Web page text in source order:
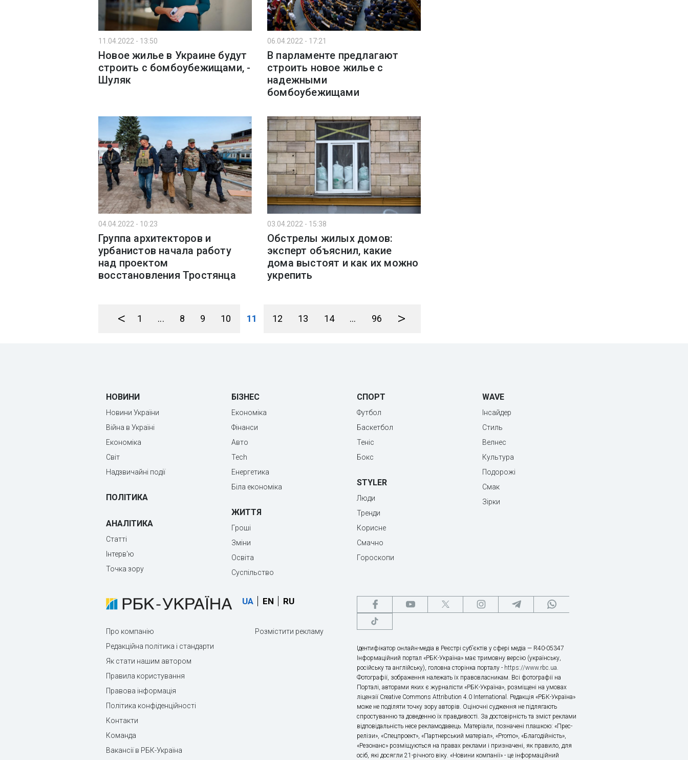
11.04.2022 - 13:50
Новое жилье в Украине будут
строить с бомбоубежищами, -
Шуляк
06.04.2022 - 17:21
В парламенте предлагают
строить новое жилье с
надежными
бомбоубежищами
04.04.2022 - 10:23
Группа архитекторов и
урбанистов начала работу
над проектом
восстановления Тростянца
03.04.2022 - 15:38
Обстрелы жилых домов:
эксперт объяснил, какие
дома выстоят и как их можно
укрепить
< 1 ... 8 9 10 11 12 13 14 ... 96 >
НОВИНИ
Новини України
Війна в Україні
Економіка
Світ
Надзвичайні події
ПОЛІТИКА
АНАЛІТИКА
Статті
Інтерв'ю
Точка зору
БІЗНЕС
Економіка
Фінанси
Авто
Tech
Енергетика
Біла економіка
ЖИТТЯ
Гроші
Зміни
Освіта
Суспільство
СПОРТ
Футбол
Баскетбол
Теніс
Бокс
STYLER
Люди
Тренди
Корисне
Смачно
Гороскопи
WAVE
Інсайдер
Стиль
Велнес
Культура
Подорожі
Смак
Зірки
UA EN RU
Про компанію
Редакційна політика і стандарти
Як стати нашим автором
Правила користування
Правова інформація
Політика конфіденційності
Контакти
Команда
Вакансії в РБК-Україна
Розмістити рекламу
Ідентифікатор онлайн-медіа в Реєстрі суб’єктів у сфері медіа — R40-05347
Інформаційний портал «РБК-Україна» має тримовну версію (українську,
російську та англійську), головна сторінка порталу - https://www.rbc.ua
Фотографії, зображення належать їх правовласникам. Всі фотографії на
Порталі, авторами яких є журналісти «РБК-Україна», розміщені на умовах
ліцензії Creative Commons Attribution 4.0 International. Редакція «РБК-Україна»
може не поділяти точку зору авторів. Оціночні судження не підлягають
спростуванню та доведенню їх правдивості. За достовірність та зміст реклами
відповідальність несе рекламодавець. Матеріали, позначені плашкою: «Прес-
релізи», «Спецпроект», «Партнерський матеріал», «Promo», «Благодійність»,
«Резонанс» розміщуються на правах реклами і призначені, як правило, для
осіб, які досягли 21-річного віку. «Новини компанії» - це інформаційний